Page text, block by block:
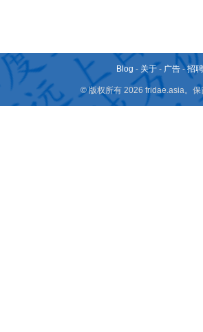
Blog - 关于 - 广告 -招
© 版权所有 2026 fridae.asia。